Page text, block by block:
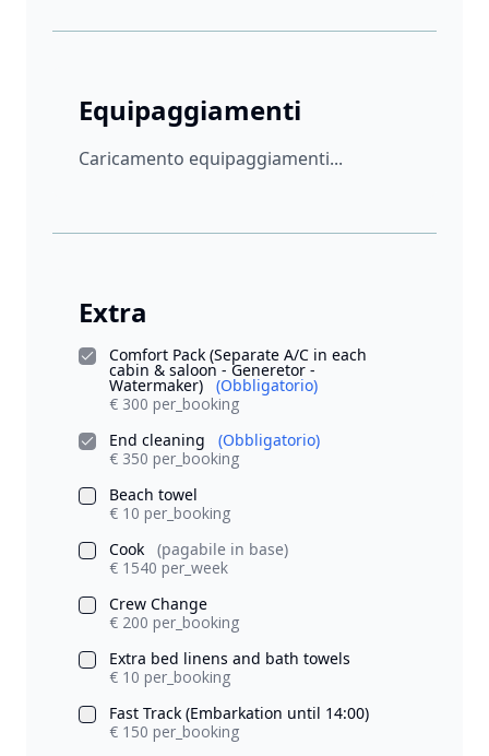
Equipaggiamenti
Caricamento equipaggiamenti...
Extra
Comfort Pack (Separate A/C in each
cabin & saloon - Generetor -
Watermaker)
(Obbligatorio)
€ 300 per_booking
End cleaning
(Obbligatorio)
€ 350 per_booking
Beach towel
€ 10 per_booking
Cook
(pagabile in base)
€ 1540 per_week
Crew Change
€ 200 per_booking
Extra bed linens and bath towels
€ 10 per_booking
Fast Track (Embarkation until 14:00)
€ 150 per_booking